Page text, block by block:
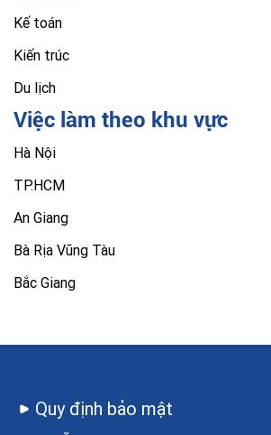
Kế toán
Kiến trúc
Du lịch
Việc làm theo khu vực
Hà Nội
TP.HCM
An Giang
Bà Rịa Vũng Tàu
Bắc Giang
Quy định bảo mật